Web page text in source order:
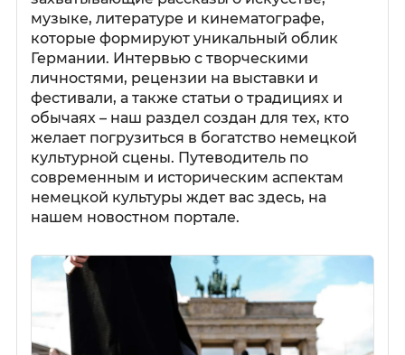
музыке, литературе и кинематографе,
которые формируют уникальный облик
Германии. Интервью с творческими
личностями, рецензии на выставки и
фестивали, а также статьи о традициях и
обычаях – наш раздел создан для тех, кто
желает погрузиться в богатство немецкой
культурной сцены. Путеводитель по
современным и историческим аспектам
немецкой культуры ждет вас здесь, на
нашем новостном портале.